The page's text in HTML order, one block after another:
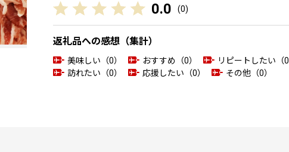
0.0 (0)
返礼品への感想（集計）
美味しい（0） おすすめ（0） リピートしたい（0
訪れたい（0）
応援したい（0） その他（0）